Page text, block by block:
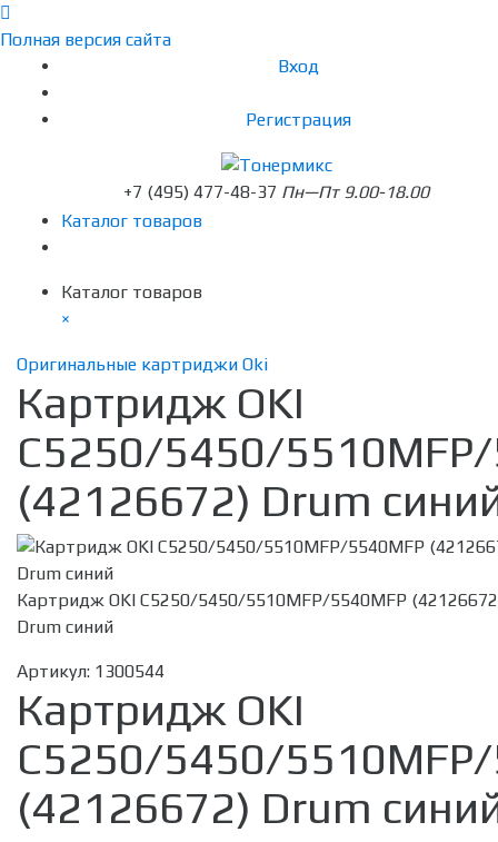
Полная версия сайта
Вход
Регистрация
+7 (495) 477-48-37 Пн—Пт 9.00-18.00
Каталог товаров
Каталог товаров
×
Оригинальные картриджи Oki
Картридж OKI
C5250/5450/
(42126672) Drum
Картридж OKI C5250/5450/5510MFP/5540MFP
Drum синий
Артикул: 1300544
Картридж OKI
C5250/5450/
(42126672) Drum